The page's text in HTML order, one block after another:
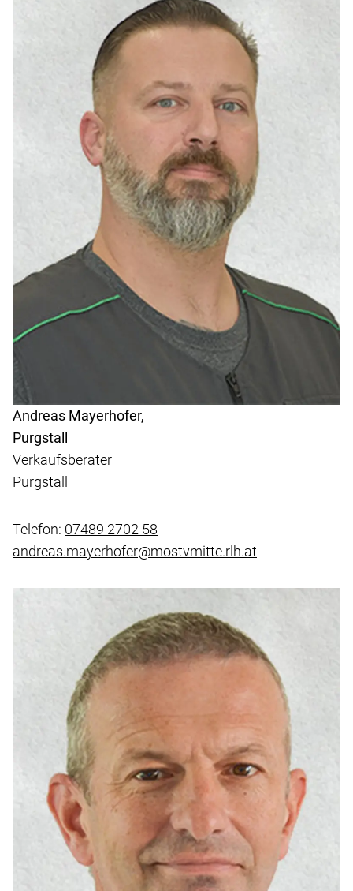
Andreas Mayerhofer,
Purgstall
Verkaufsberater
Purgstall
Telefon: 07489 2702 58
andreas.mayerhofer@mostvmitte.rlh.at